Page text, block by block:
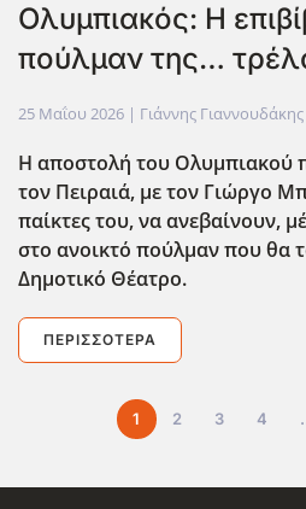
Ολυμπιακός: Η
πούλμαν της…
25 Μαΐου 2026 | Γιάννης
Η αποστολή του Ολυμπιακού
τον Πειραιά, με τον Γιώργο
παίκτες του, να ανεβαίνουν,
στο ανοικτό πούλμαν που θα
Δημοτικό Θέατρο.
ΠΕΡΙΣΣΌΤΕΡΑ
1 2 3 4